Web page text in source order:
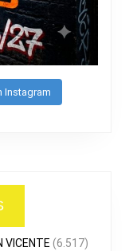
Instagram
VICENTE (6.517)